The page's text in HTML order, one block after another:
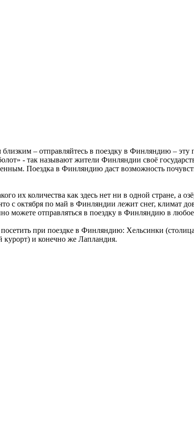
близким – отправляйтесь в поездку в Финляндию –
- так называют жители Финляндии своё
Поездка в Финляндию даст возможность
их количества как здесь нет ни в одной стране, а
с октября по май в Финляндии лежит снег, климат
можете отправляться в поездку в Финляндию в
посетить при поездке в Финляндию: Хельсинки
и конечно же Лапландия.